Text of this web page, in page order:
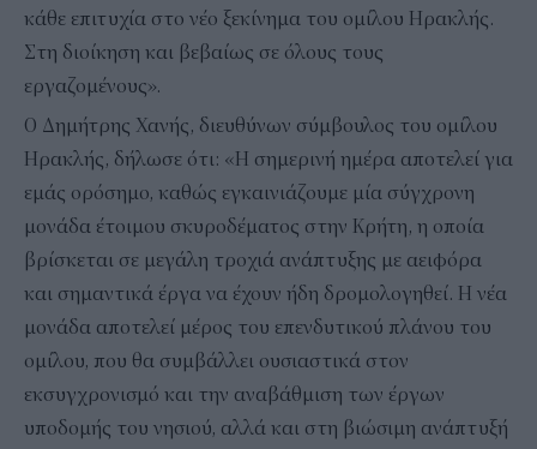
κάθε επιτυχία στο νέο ξεκίνημα του ομίλου Ηρακλής.
Στη διοίκηση και βεβαίως σε όλους τους
εργαζομένους».
Ο Δημήτρης Χανής, διευθύνων σύμβουλος του ομίλου
Ηρακλής, δήλωσε ότι: «H σημερινή ημέρα αποτελεί για
εμάς ορόσημο, καθώς εγκαινιάζουμε μία σύγχρονη
μονάδα έτοιμου σκυροδέματος στην Κρήτη, η οποία
βρίσκεται σε μεγάλη τροχιά ανάπτυξης με αειφόρα
και σημαντικά έργα να έχουν ήδη δρομολογηθεί. Η νέα
μονάδα αποτελεί μέρος του επενδυτικού πλάνου του
ομίλου, που θα συμβάλλει ουσιαστικά στον
εκσυγχρονισμό και την αναβάθμιση των έργων
υποδομής του νησιού, αλλά και στη βιώσιμη ανάπτυξή